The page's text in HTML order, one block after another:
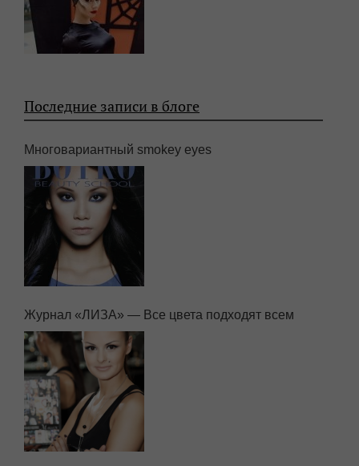
Последние записи в блоге
Многовариантный smokey eyes
Журнал «ЛИЗА» — Все цвета подходят всем